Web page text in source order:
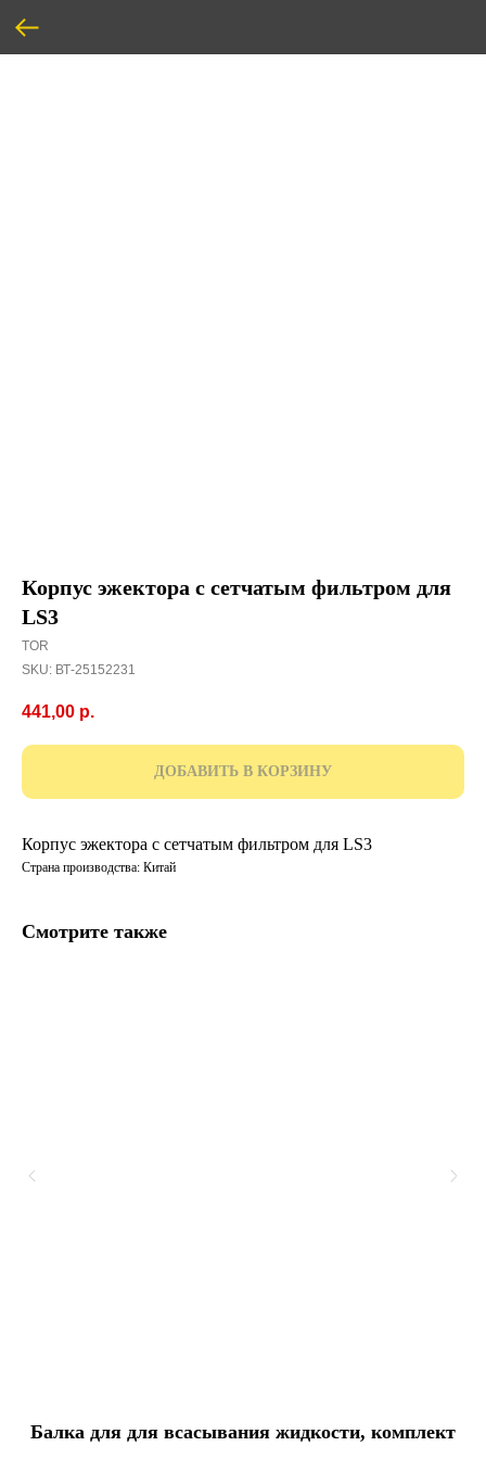
Корпус эжектора с сетчатым фильтром для
LS3
TOR
SKU: ВТ-25152231
441,00 р.
ДОБАВИТЬ В КОРЗИНУ
Корпус эжектора с сетчатым фильтром для LS3
Страна производства: Китай
Смотрите также
Балка для для всасывания жидкости, комплект